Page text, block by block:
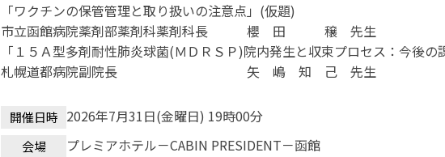
「ワクチンの保管管理と取り扱いの注意点」(仮題)
市立函館病院薬剤部薬剤科薬剤科長 櫻 田 穣 先生
「１５Ａ型多剤耐性肺炎球菌(ＭＤＲＳＰ)院内発生と収束プロセス：今後
札幌道都病院副院長 矢 嶋 知 己 先生
開催日時 2026年7月31日(金曜日) 19時00分
会場 プレミアホテル－CABIN PRESIDENT－函館